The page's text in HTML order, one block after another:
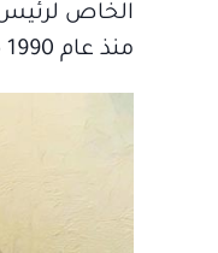
الخاص
منذ عام 1990 حتى عام 2004.